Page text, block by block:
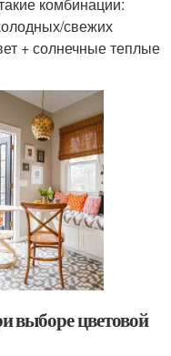
комбинации:
свежих
+ солнечные теплые
выборе цветовой